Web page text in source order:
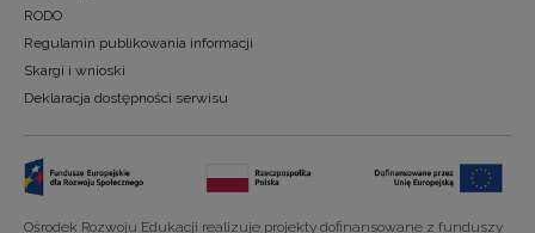
RODO
Regulamin publikowania informacji
Skargi i wnioski
Deklaracja dostępności serwisu
Ośrodek Rozwoju Edukacji realizuje projekty dofinansowane z funduszy